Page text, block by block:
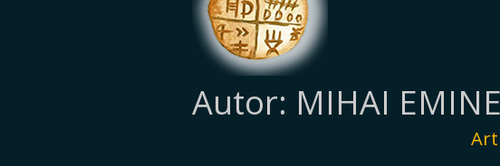
Autor: MIHAI